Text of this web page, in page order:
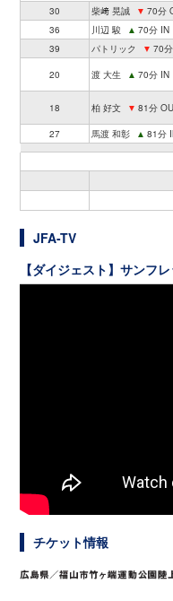
30
柴﨑 晃誠 ▼ 70分
36
川辺 駿 ▲ 70分 IN
39
パトリック ▼ 70
20 渡 大生 ▲ 70分 IN
18 柏 好文 ▼ 81分
27
馬渡 和彰 ▲ 81分
JFA-TV
【ダイジェスト】サンフ
チケット情報